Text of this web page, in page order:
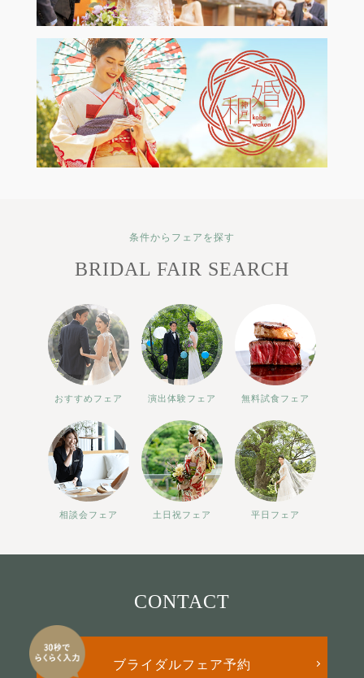
条件からフェアを探す
BRIDAL FAIR SEARCH
おすすめフェア 演出体験フェア 無料試食フェア
相談会フェア 土日祝フェア 平日フェア
CONTACT
ブライダルフェア予約